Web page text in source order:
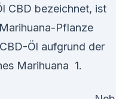
CBD bezeichnet, ist
Pflanze
Öl aufgrund der
Marihuana 1.